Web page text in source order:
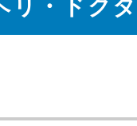
・ドク